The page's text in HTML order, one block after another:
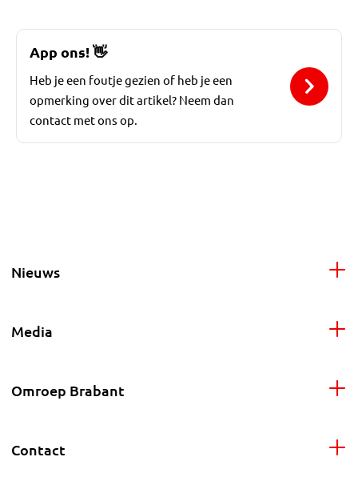
App ons!👋
Heb je een foutje gezien of heb je een
opmerking over dit artikel? Neem dan
contact met ons op.
Nieuws
Media
Omroep Brabant
Contact